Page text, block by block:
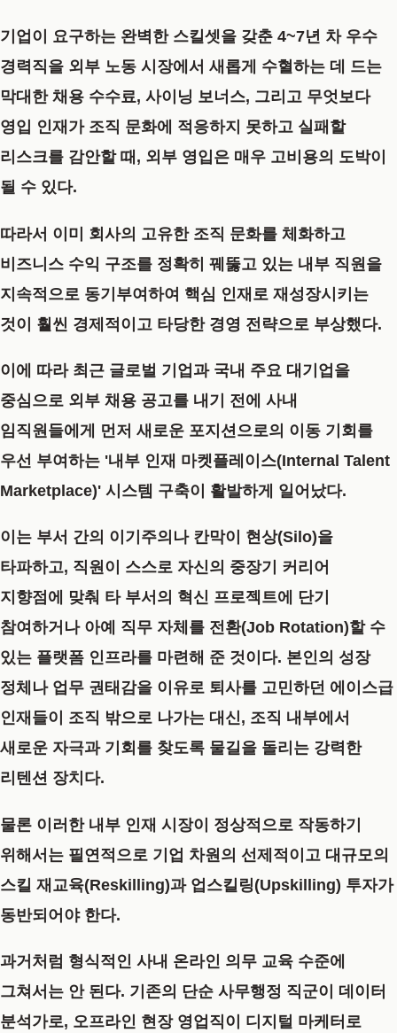
기업이 요구하는 완벽한 스킬셋을 갖춘 4~7년 차 우수
경력직을 외부 노동 시장에서 새롭게 수혈하는 데 드는
막대한 채용 수수료, 사이닝 보너스, 그리고 무엇보다
영입 인재가 조직 문화에 적응하지 못하고 실패할
리스크를 감안할 때, 외부 영입은 매우 고비용의 도박이
될 수 있다.
따라서 이미 회사의 고유한 조직 문화를 체화하고
비즈니스 수익 구조를 정확히 꿰뚫고 있는 내부 직원을
지속적으로 동기부여하여 핵심 인재로 재성장시키는
것이 훨씬 경제적이고 타당한 경영 전략으로 부상했다.
이에 따라 최근 글로벌 기업과 국내 주요 대기업을
중심으로 외부 채용 공고를 내기 전에 사내
임직원들에게 먼저 새로운 포지션으로의 이동 기회를
우선 부여하는 '내부 인재 마켓플레이스(Internal Talent
Marketplace)' 시스템 구축이 활발하게 일어났다.
이는 부서 간의 이기주의나 칸막이 현상(Silo)을
타파하고, 직원이 스스로 자신의 중장기 커리어
지향점에 맞춰 타 부서의 혁신 프로젝트에 단기
참여하거나 아예 직무 자체를 전환(Job Rotation)할 수
있는 플랫폼 인프라를 마련해 준 것이다. 본인의 성장
정체나 업무 권태감을 이유로 퇴사를 고민하던 에이스급
인재들이 조직 밖으로 나가는 대신, 조직 내부에서
새로운 자극과 기회를 찾도록 물길을 돌리는 강력한
리텐션 장치다.
물론 이러한 내부 인재 시장이 정상적으로 작동하기
위해서는 필연적으로 기업 차원의 선제적이고 대규모의
스킬 재교육(Reskilling)과 업스킬링(Upskilling) 투자가
동반되어야 한다.
과거처럼 형식적인 사내 온라인 의무 교육 수준에
그쳐서는 안 된다. 기존의 단순 사무행정 직군이 데이터
분석가로, 오프라인 현장 영업직이 디지털 마케터로